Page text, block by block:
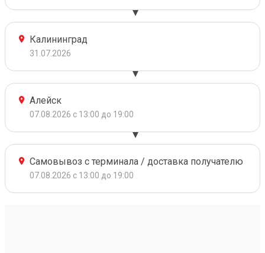
Калининград
31.07.2026
Алейск
07.08.2026 с 13:00 до 19:00
Самовывоз с терминала / доставка получателю
07.08.2026 с 13:00 до 19:00